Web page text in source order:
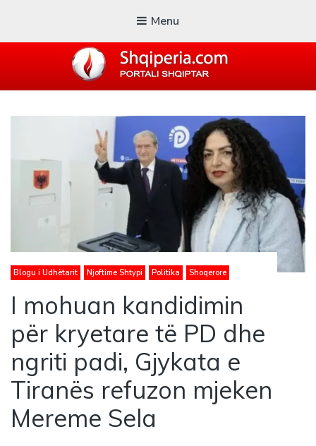
Menu
Blogu i ShqiperiaCom
Blogu i Udhëtarit Njoftime Shtypi Politika Shoqerore
I mohuan kandidimin
për kryetare të PD dhe
ngriti padi, Gjykata e
Tiranës refuzon mjeken
Mereme Sela